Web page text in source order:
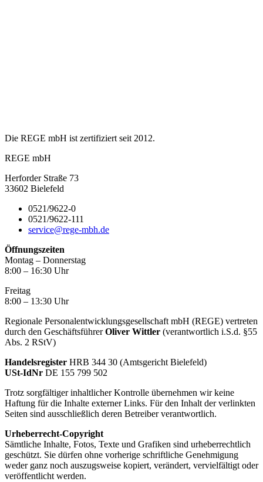
Die REGE mbH ist zertifiziert seit 2012.
REGE mbH
Herforder Straße 73
33602 Bielefeld
0521/9622-0
0521/9622-111
service@rege-mbh.de
Öffnungszeiten
Montag – Donnerstag
8:00 – 16:30 Uhr
Freitag
8:00 – 13:30 Uhr
Regionale Personalentwicklungsgesellschaft mbH (REGE) vertreten
durch den GeschäftsführerOliver Wittler (verantwortlich i.S.d. §55
Abs. 2 RStV)
Handelsregister HRB 344 30 (Amtsgericht Bielefeld)
USt-IdNr DE 155 799 502
Trotz sorgfältiger inhaltlicher Kontrolle übernehmen wir keine
Haftung für die Inhalte externer Links. Für den Inhalt der verlinkten
Seiten sind ausschließlich deren Betreiber verantwortlich.
Urheberrecht-Copyright
Sämtliche Inhalte, Fotos, Texte und Grafiken sind urheberrechtlich
geschützt. Sie dürfen ohne vorherige schriftliche Genehmigung
weder ganz noch auszugsweise kopiert, verändert, vervielfältigt oder
veröffentlicht werden.